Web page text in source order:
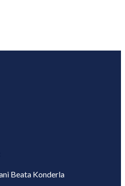
Beata Konderla